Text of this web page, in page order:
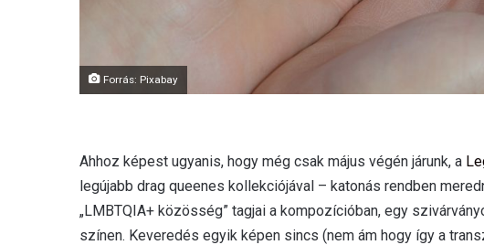
Forrás: Pixabay
Ahhoz képest ugyanis, hogy még csak május végén járunk, a
legújabb drag queenes kollekciójával – katonás rendben
„LMBTQIA+ közösség” tagjai a kompozícióban, egy
színen. Keveredés egyik képen sincs (nem ám hogy így a